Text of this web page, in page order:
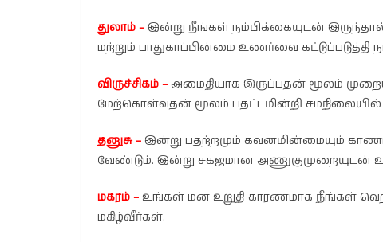
துலாம் – இன்று நீங்கள் நம்பிக்கையுடன்
மற்றும் பாதுகாப்பின்மை உணர்வை
விருச்சிகம் – அமைதியாக இருப்பதன் மூலம்
மேற்கொள்வதன் மூலம் பதட்டமின்றி சமநிலையில்
தனுசு – இன்று பதற்றமும் கவனமின்மையும்
வேண்டும். இன்று சகஜமான அணுகுமுறையுடன்
மகரம் – உங்கள் மன உறுதி காரணமாக நீங்கள்
மகிழ்வீர்கள்.